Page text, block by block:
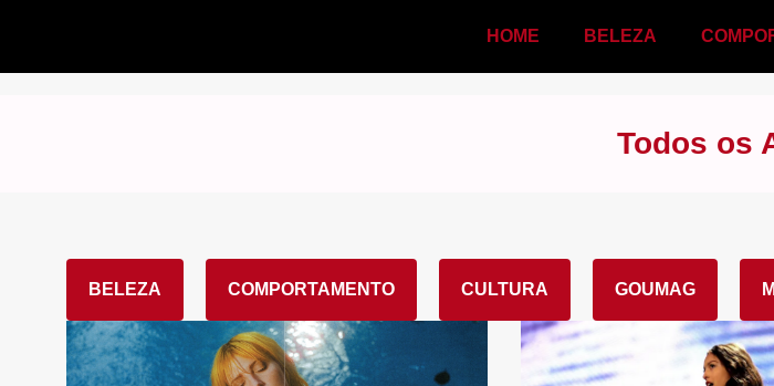
HOME BELEZA
Todos os
BELEZA COMPORTAMENTO CULTURA GOUMAG